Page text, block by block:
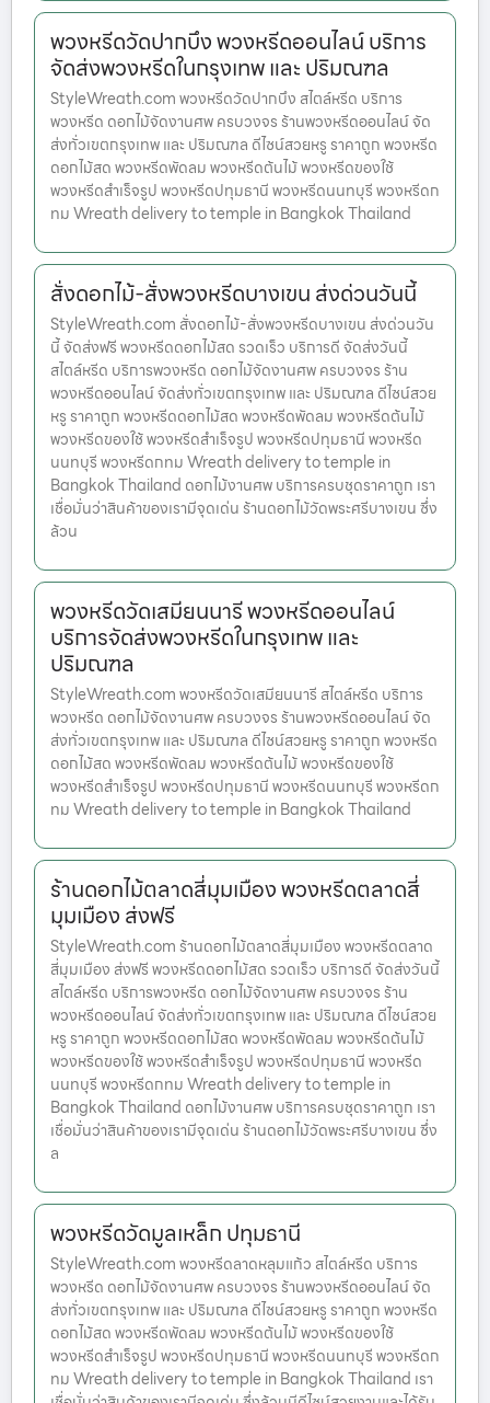
พวงหรีดวัดปากบึง พวงหรีดออนไลน์ บริการ
จัดส่งพวงหรีดในกรุงเทพ และ ปริมณฑล
StyleWreath.com พวงหรีดวัดปากบึง สไตล์หรีด บริการ
พวงหรีด ดอกไม้จัดงานศพ ครบวงจร ร้านพวงหรีดออนไลน์ จัด
ส่งทั่วเขตกรุงเทพ และ ปริมณฑล ดีไซน์สวยหรู ราคาถูก พวงหรีด
ดอกไม้สด พวงหรีดพัดลม พวงหรีดต้นไม้ พวงหรีดของใช้
พวงหรีดสำเร็จรูป พวงหรีดปทุมธานี พวงหรีดนนทบุรี พวงหรีดก
ทม Wreath delivery to temple in Bangkok Thailand
สั่งดอกไม้-สั่งพวงหรีดบางเขน ส่งด่วนวันนี้
StyleWreath.com สั่งดอกไม้-สั่งพวงหรีดบางเขน ส่งด่วนวัน
นี้ จัดส่งฟรี พวงหรีดดอกไม้สด รวดเร็ว บริการดี จัดส่งวันนี้
สไตล์หรีด บริการพวงหรีด ดอกไม้จัดงานศพ ครบวงจร ร้าน
พวงหรีดออนไลน์ จัดส่งทั่วเขตกรุงเทพ และ ปริมณฑล ดีไซน์สวย
หรู ราคาถูก พวงหรีดดอกไม้สด พวงหรีดพัดลม พวงหรีดต้นไม้
พวงหรีดของใช้ พวงหรีดสำเร็จรูป พวงหรีดปทุมธานี พวงหรีด
นนทบุรี พวงหรีดกทม Wreath delivery to temple in
Bangkok Thailand ดอกไม้งานศพ บริการครบชุดราคาถูก เรา
เชื่อมั่นว่าสินค้าของเรามีจุดเด่น ร้านดอกไม้วัดพระศรีบางเขน ซึ่ง
ล้วน
พวงหรีดวัดเสมียนนารี พวงหรีดออนไลน์
บริการจัดส่งพวงหรีดในกรุงเทพ และ
ปริมณฑล
StyleWreath.com พวงหรีดวัดเสมียนนารี สไตล์หรีด บริการ
พวงหรีด ดอกไม้จัดงานศพ ครบวงจร ร้านพวงหรีดออนไลน์ จัด
ส่งทั่วเขตกรุงเทพ และ ปริมณฑล ดีไซน์สวยหรู ราคาถูก พวงหรีด
ดอกไม้สด พวงหรีดพัดลม พวงหรีดต้นไม้ พวงหรีดของใช้
พวงหรีดสำเร็จรูป พวงหรีดปทุมธานี พวงหรีดนนทบุรี พวงหรีดก
ทม Wreath delivery to temple in Bangkok Thailand
ร้านดอกไม้ตลาดสี่มุมเมือง พวงหรีดตลาดสี่
มุมเมือง ส่งฟรี
StyleWreath.com ร้านดอกไม้ตลาดสี่มุมเมือง พวงหรีดตลาด
สี่มุมเมือง ส่งฟรี พวงหรีดดอกไม้สด รวดเร็ว บริการดี จัดส่งวันนี้
สไตล์หรีด บริการพวงหรีด ดอกไม้จัดงานศพ ครบวงจร ร้าน
พวงหรีดออนไลน์ จัดส่งทั่วเขตกรุงเทพ และ ปริมณฑล ดีไซน์สวย
หรู ราคาถูก พวงหรีดดอกไม้สด พวงหรีดพัดลม พวงหรีดต้นไม้
พวงหรีดของใช้ พวงหรีดสำเร็จรูป พวงหรีดปทุมธานี พวงหรีด
นนทบุรี พวงหรีดกทม Wreath delivery to temple in
Bangkok Thailand ดอกไม้งานศพ บริการครบชุดราคาถูก เรา
เชื่อมั่นว่าสินค้าของเรามีจุดเด่น ร้านดอกไม้วัดพระศรีบางเขน ซึ่ง
ล
พวงหรีดวัดมูลเหล็ก ปทุมธานี
StyleWreath.com พวงหรีดลาดหลุมแก้ว สไตล์หรีด บริการ
พวงหรีด ดอกไม้จัดงานศพ ครบวงจร ร้านพวงหรีดออนไลน์ จัด
ส่งทั่วเขตกรุงเทพ และ ปริมณฑล ดีไซน์สวยหรู ราคาถูก พวงหรีด
ดอกไม้สด พวงหรีดพัดลม พวงหรีดต้นไม้ พวงหรีดของใช้
พวงหรีดสำเร็จรูป พวงหรีดปทุมธานี พวงหรีดนนทบุรี พวงหรีดก
ทม Wreath delivery to temple in Bangkok Thailand เรา